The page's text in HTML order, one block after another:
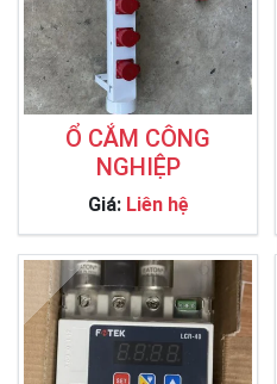
Ổ CẮM CÔNG
NGHIỆP
Giá: Liên hệ